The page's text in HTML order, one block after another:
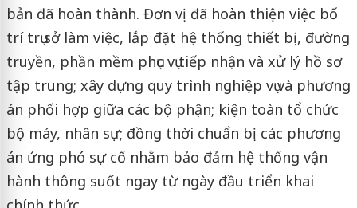
bản đã hoàn thành. Đơn vị đã hoàn thiện việc bố
trí trụ sở làm việc, lắp đặt hệ thống thiết bị, đường
truyền, phần mềm phục vụ tiếp nhận và xử lý hồ sơ
tập trung; xây dựng quy trình nghiệp vụ và phương
án phối hợp giữa các bộ phận; kiện toàn tổ chức
bộ máy, nhân sự; đồng thời chuẩn bị các phương
án ứng phó sự cố nhằm bảo đảm hệ thống vận
hành thông suốt ngay từ ngày đầu triển khai